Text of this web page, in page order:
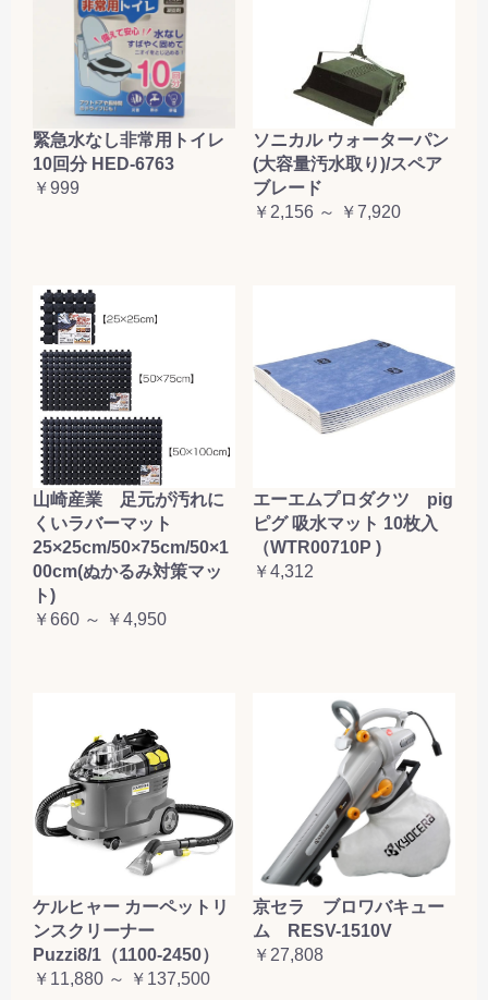
緊急水なし非常用トイレ
10回分 HED-6763
￥999
ソニカル ウォーターパン
(大容量汚水取り)/スペア
ブレード
￥2,156 ～ ￥7,920
山崎産業 足元が汚れに
くいラバーマット
25×25cm/50×75cm/50×1
00cm(ぬかるみ対策マッ
ト)
￥660 ～ ￥4,950
エーエムプロダクツ pig
ピグ 吸水マット 10枚入
（WTR00710P )
￥4,312
ケルヒャー カーペットリ
ンスクリーナー
Puzzi8/1（1100-2450）
￥11,880 ～ ￥137,500
京セラ ブロワバキュー
ム RESV-1510V
￥27,808